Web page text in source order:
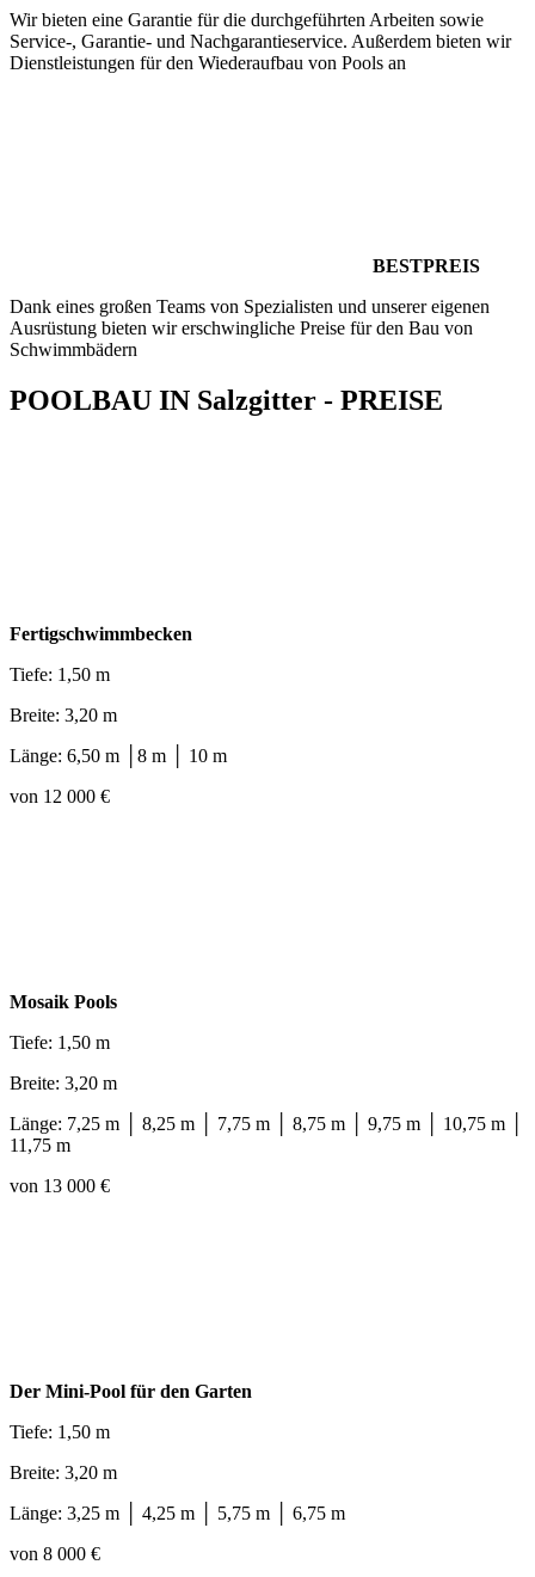
Wir bieten eine Garantie für die durchgeführten Arbeiten sowie
Service-, Garantie- und Nachgarantieservice. Außerdem bieten wir
Dienstleistungen für den Wiederaufbau von Pools an
BESTPREIS
Dank eines großen Teams von Spezialisten und unserer eigenen
Ausrüstung bieten wir erschwingliche Preise für den Bau von
Schwimmbädern
POOLBAU IN Salzgitter - PREISE
Fertigschwimmbecken
Tiefe: 1,50 m
Breite: 3,20 m
Länge: 6,50 m │8 m │ 10 m
von 12 000 €
Mosaik Pools
Tiefe: 1,50 m
Breite: 3,20 m
Länge: 7,25 m │ 8,25 m │ 7,75 m │ 8,75 m │ 9,75 m │ 10,75 m │
11,75 m
von 13 000 €
Der Mini-Pool für den Garten
Tiefe: 1,50 m
Breite: 3,20 m
Länge: 3,25 m │ 4,25 m │ 5,75 m │ 6,75 m
von 8 000 €